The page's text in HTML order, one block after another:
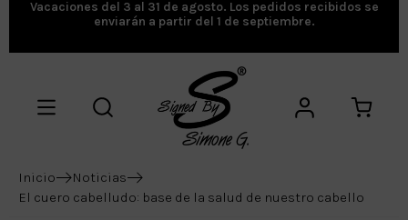
Vacaciones del 3 al 31 de agosto. Los pedidos recibidos se
enviarán a partir del 1 de septiembre.
Inicio
Noticias
El cuero cabelludo: base de la salud de nuestro cabello